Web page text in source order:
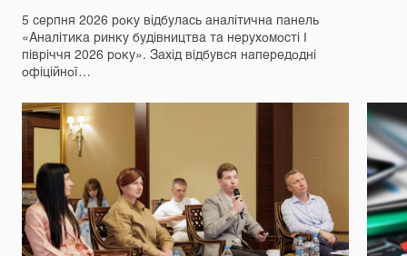
5 серпня 2026 року відбулась аналітична панель
«Аналітика ринку будівництва та нерухомості І
півріччя 2026 року». Захід відбувся напередодні
офіційної…